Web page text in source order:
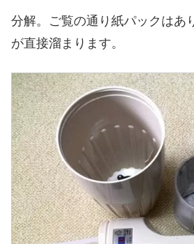
分解。ご覧の通り紙パックはあ
が直接溜まります。